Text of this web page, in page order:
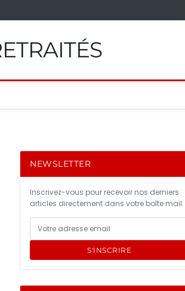
NEWSLETTER
Inscrivez-vous pour recevoir nos derniers
articles directement dans votre boîte mail.
S'INSCRIRE